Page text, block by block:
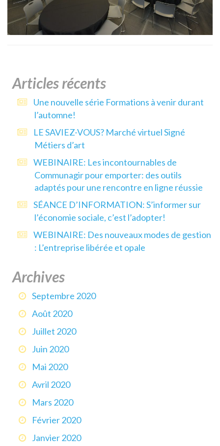
Articles récents
Une nouvelle série Formations à venir durant
l’automne!
LE SAVIEZ-VOUS? Marché virtuel Signé
Métiers d’art
WEBINAIRE: Les incontournables de
Communagir pour emporter: des outils
adaptés pour une rencontre en ligne réussie
SÉANCE D’INFORMATION: S’informer sur
l’économie sociale, c’est l’adopter!
WEBINAIRE: Des nouveaux modes de gestion
: L’entreprise libérée et opale
Archives
Septembre 2020
Août 2020
Juillet 2020
Juin 2020
Mai 2020
Avril 2020
Mars 2020
Février 2020
Janvier 2020